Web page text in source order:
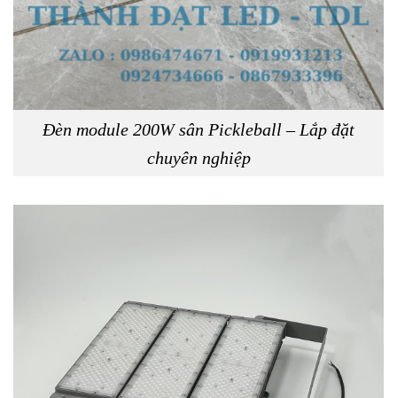
Đèn module 200W sân Pickleball – Lắp đặt
chuyên nghiệp